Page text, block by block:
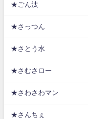
★ごん汰
★さっつん
★さとう水
★さむさロー
★さわさわマン
★さんちぇ